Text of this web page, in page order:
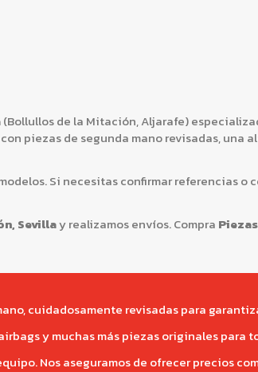
(Bollullos de la Mitación, Aljarafe)
piezas de segunda mano revisadas, una
Si necesitas confirmar referencias
Sevillay realizamos envíos. Compra
cuidadosamente revisadas para
y muchas más piezas originales para
Nos aseguramos de ofrecer precios